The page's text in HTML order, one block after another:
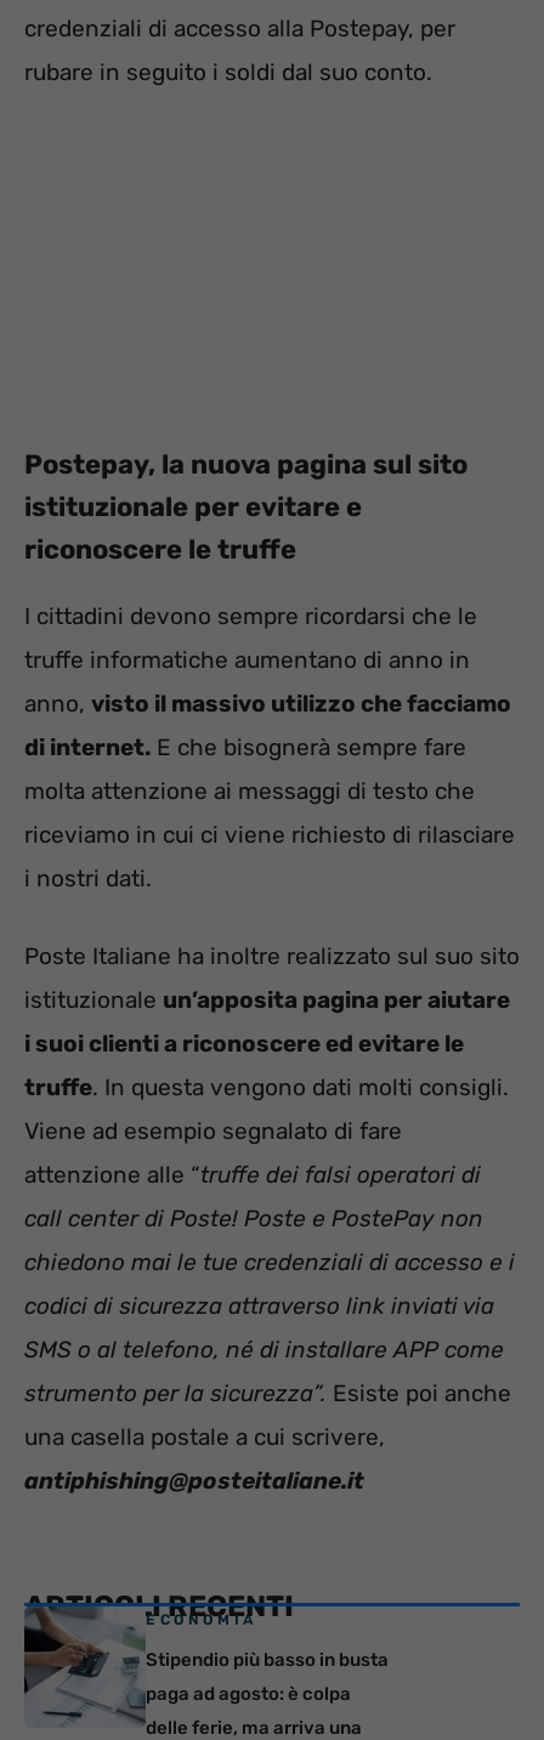
credenziali di accesso alla Postepay, per
rubare in seguito i soldi dal suo conto.
Postepay, la nuova pagina sul sito
istituzionale per evitare e
riconoscere le truffe
I cittadini devono sempre ricordarsi che le
truffe informatiche aumentano di anno in
anno, visto il massivo utilizzo che facciamo
di internet. E che bisognerà sempre fare
molta attenzione ai messaggi di testo che
riceviamo in cui ci viene richiesto di rilasciare
i nostri dati.
Poste Italiane ha inoltre realizzato sul suo sito
istituzionale un’apposita pagina per aiutare
i suoi clienti a riconoscere ed evitare le
truffe. In questa vengono dati molti consigli.
Viene ad esempio segnalato di fare
attenzione alle “truffe dei falsi operatori di
call center di Poste! Poste e PostePay non
chiedono mai le tue credenziali di accesso e i
codici di sicurezza attraverso link inviati via
SMS o al telefono, né di installare APP come
strumento per la sicurezza”. Esiste poi anche
una casella postale a cui scrivere,
antiphishing@posteitaliane.it
ARTICOLI RECENTI
ECONOMIA
Stipendio più basso in busta
paga ad agosto: è colpa
delle ferie, ma arriva una